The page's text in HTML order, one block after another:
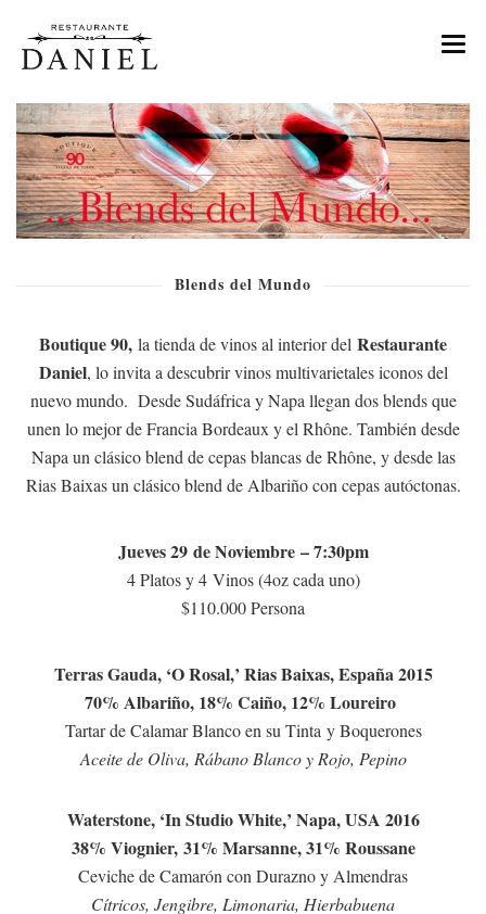
MENU
NOSOTROS
TIENDA DE VINOS
RESERVAS
Blends del Mundo
Boutique 90, la tienda de vinos al interior del Restaurante
Daniel, lo invita a descubrir vinos multivarietales iconos del
nuevo mundo. Desde Sudáfrica y Napa llegan dos blends que
unen lo mejor de Francia Bordeaux y el Rhône. También desde
Napa un clásico blend de cepas blancas de Rhône, y desde las
Rias Baixas un clásico blend de Albariño con cepas autóctonas.
Jueves 29 de Noviembre – 7:30pm
4 Platos y 4 Vinos (4oz cada uno)
$110.000 Persona
Terras Gauda, ‘O Rosal,’ Rias Baixas, España 2015
70% Albariño, 18% Caiño, 12% Loureiro
Tartar de Calamar Blanco en su Tinta y Boquerones
Aceite de Oliva, Rábano Blanco y Rojo, Pepino
Waterstone, ‘In Studio White,’ Napa, USA 2016
38% Viognier, 31% Marsanne, 31% Roussane
Ceviche de Camarón con Durazno y Almendras
Cítricos, Jengibre, Limonaria, Hierbabuena